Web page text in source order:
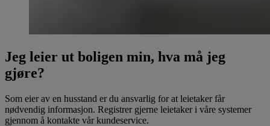
Jeg leier ut boligen min, hva må jeg
gjøre?
Som eier av en husstand er du ansvarlig for at leietaker får
nødvendig informasjon. Registrer gjerne leietaker i våre systemer
gjennom å kontakte vår kundeservice.